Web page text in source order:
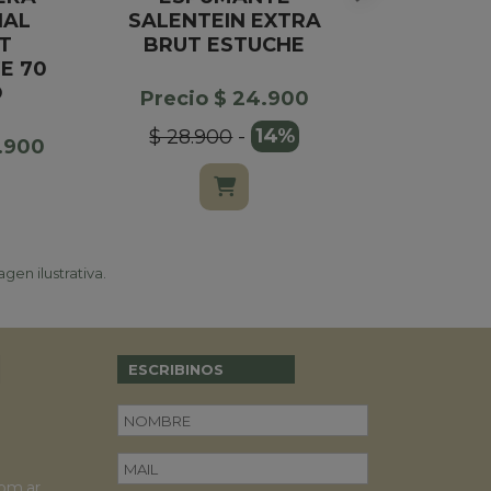
70
SALENTEIN EXTRA
BRUT ESTUCHE
Precio $ 24.900
$ 28.900-14%
ilustrativa.
ESCRIBINOS